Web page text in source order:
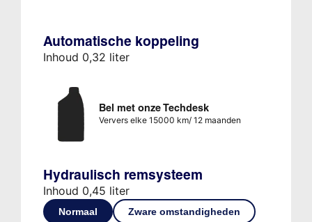
Automatische koppeling
Inhoud 0,32 liter
Bel met onze Techdesk
Ververs elke 15000 km/ 12 maanden
Hydraulisch remsysteem
Inhoud 0,45 liter
Normaal Zware omstandigheden